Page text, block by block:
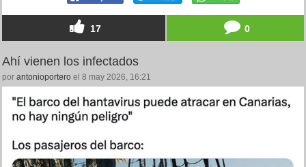
17 0
Ahí vienen los infectados
por antonioportero el 8 may 2026, 16:21